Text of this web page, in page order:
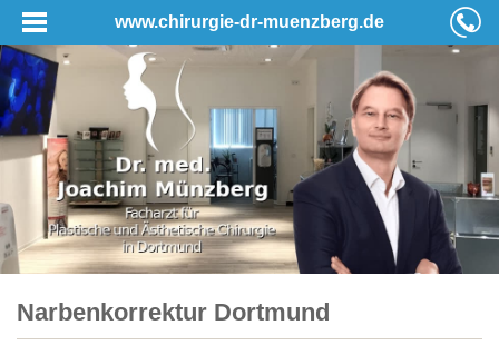
www.chirurgie-dr-muenzberg.de
Narbenkorrektur Dortmund